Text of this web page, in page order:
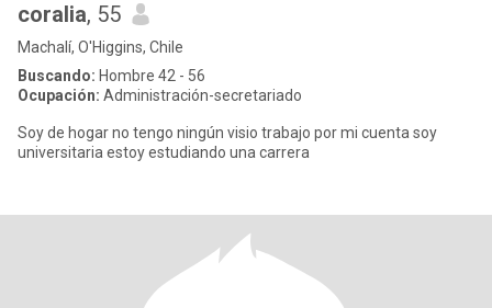
coralia, 55
Machalí, O'Higgins, Chile
Buscando: Hombre 42 - 56
Ocupación: Administración-secretariado
Soy de hogar no tengo ningún visio trabajo por mi cuenta soy
universitaria estoy estudiando una carrera